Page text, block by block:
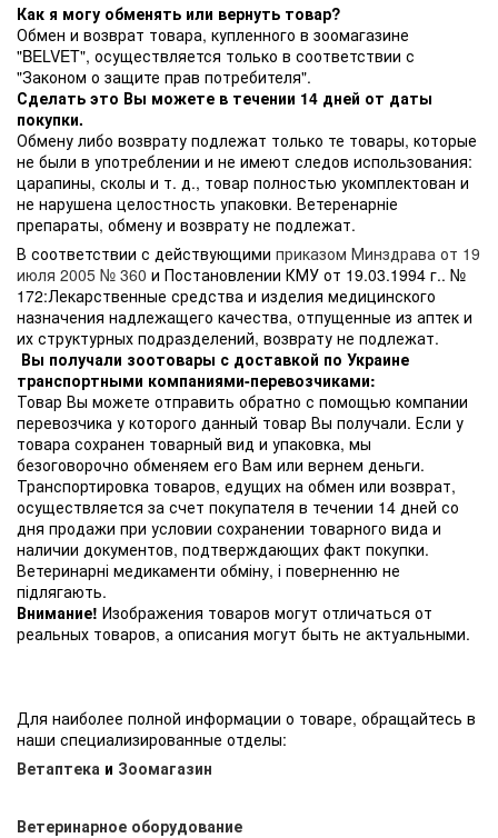
Как я могу обменять или вернуть товар?
Обмен и возврат товара, купленного в зоомагазине
"BELVET", осуществляется только в соответствии с
"Законом о защите прав потребителя".
Сделать это Вы можете в течении 14 дней от даты
покупки.
Обмену либо возврату подлежат только те товары, которые
не были в употреблении и не имеют следов использования:
царапины, сколы и т. д., товар полностью укомплектован и
не нарушена целостность упаковки. Ветеренарніе
препараты, обмену и возврату не подлежат.
В соответствии с действующими приказом Минздрава от 19
июля 2005 № 360 и Постановлении КМУ от 19.03.1994 г.. №
172:Лекарственные средства и изделия медицинского
назначения надлежащего качества, отпущенные из аптек и
их структурных подразделений, возврату не подлежат.
Вы получали зоотовары с доставкой по Украине
транспортными компаниями-перевозчиками:
Товар Вы можете отправить обратно с помощью компании
перевозчика у которого данный товар Вы получали. Если у
товара сохранен товарный вид и упаковка, мы
безоговорочно обменяем его Вам или вернем деньги.
Транспортировка товаров, едущих на обмен или возврат,
осуществляется за счет покупателя в течении 14 дней со
дня продажи при условии сохранении товарного вида и
наличии документов, подтверждающих факт покупки.
Ветеринарні медикаменти обміну, і поверненню не
підлягають.
Внимание! Изображения товаров могут отличаться от
реальных товаров, а описания могут быть не актуальными.
Для наиболее полной информации о товаре, обращайтесь в
наши специализированные отделы:
Ветаптека и Зоомагазин
Ветеринарное оборудование